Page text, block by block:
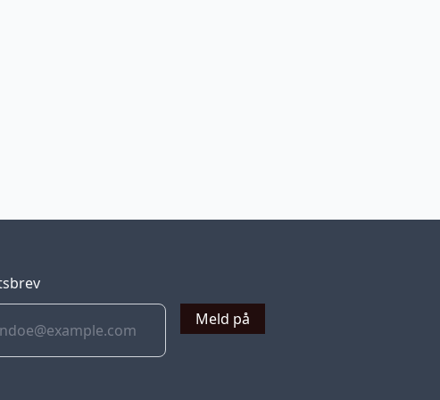
Meld på